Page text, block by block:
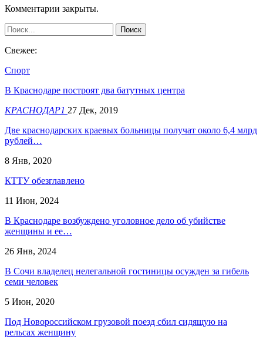
Комментарии закрыты.
Свежее:
Спорт
В Краснодаре построят два батутных центра
КРАСНОДАР1 27 Дек, 2019
Две краснодарских краевых больницы получат около 6,4 млрд
рублей…
8 Янв, 2020
КТТУ обезглавлено
11 Июн, 2024
В Краснодаре возбуждено уголовное дело об убийстве
женщины и ее…
26 Янв, 2024
В Сочи владелец нелегальной гостиницы осужден за гибель
семи человек
5 Июн, 2020
Под Новороссийском грузовой поезд сбил сидящую на
рельсах женщину